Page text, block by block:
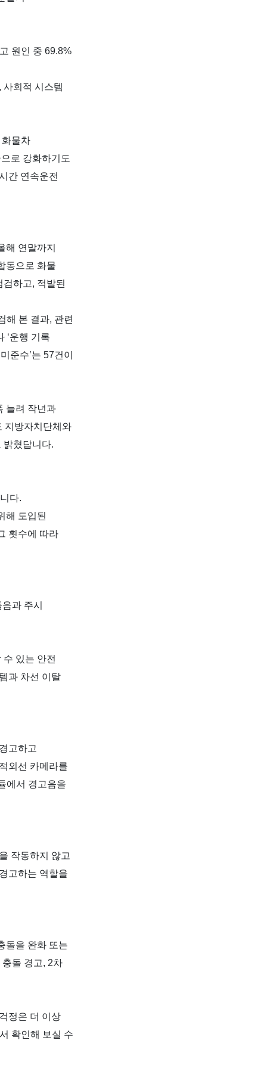
원인 중 69.8%
, 사회적 시스템
화물차
로 강화하기도
간 연속운전
해 연말까지
동으로 화물
검하고, 적발된
해 본 결과, 관련
‘운행 기록
준수’는 57건이
늘려 작년과
지방자치단체와
밝혔답니다.
다.
해 도입된
횟수에 따라
과 주시
있는 안전
과 차선 이탈
고하고
외선 카메라를
에서 경고음을
작동하지 않고
고하는 역할을
돌을 완화 또는
충돌 경고, 2차
정은 더 이상
확인해 보실 수